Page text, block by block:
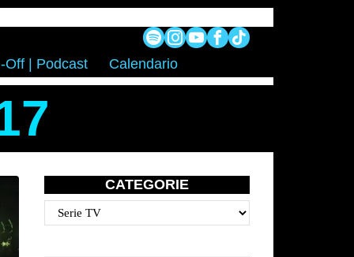
Off | Podcast Calendario
CATEGORIE
Categorie